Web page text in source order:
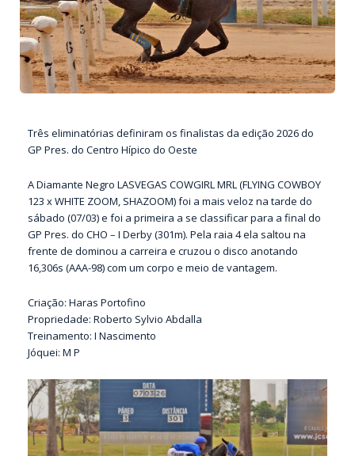
Três eliminatórias definiram os finalistas da edição 2026 do
GP Pres. do Centro Hípico do Oeste
A Diamante Negro LASVEGAS COWGIRL MRL (FLYING COWBOY
123 x WHITE ZOOM, SHAZOOM) foi a mais veloz na tarde do
sábado (07/03) e foi a primeira a se classificar para a final do
GP Pres. do CHO – I Derby (301m). Pela raia 4 ela saltou na
frente de dominou a carreira e cruzou o disco anotando
16,306s (AAA-98) com um corpo e meio de vantagem.
Criação: Haras Portofino
Propriedade: Roberto Sylvio Abdalla
Treinamento: I Nascimento
Jóquei: M P